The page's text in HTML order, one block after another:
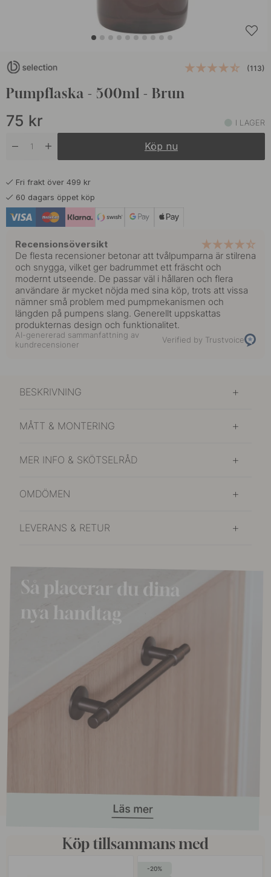
(113)
Pumpflaska - 500ml - Brun
75 kr I LAGER
Köp nu
Fri frakt över 499 kr
60 dagars öppet köp
Recensionsöversikt
De flesta recensioner betonar att tvålpumparna är stilrena
och snygga, vilket ger badrummet ett fräscht och
modernt utseende. De passar väl i hållaren och flera
användare är mycket nöjda med sina köp, trots att vissa
nämner små problem med pumpmekanismen och
längden på pumpens slang. Generellt uppskattas
produkternas design och funktionalitet.
AI-genererad sammanfattning av
kundrecensioner
Verified by Trustvoice
BESKRIVNING
MÅTT & MONTERING
MER INFO & SKÖTSELRÅD
OMDÖMEN
LEVERANS & RETUR
Köp tillsammans med
20